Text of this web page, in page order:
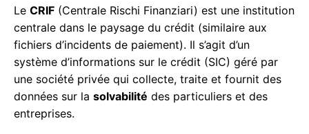
Le CRIF (Centrale Rischi Finanziari) est une institution
centrale dans le paysage du crédit (similaire aux
fichiers d’incidents de paiement). Il s’agit d’un
système d’informations sur le crédit (SIC) géré par
une société privée qui collecte, traite et fournit des
données sur la solvabilité des particuliers et des
entreprises.